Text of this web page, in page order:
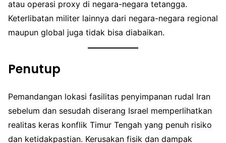
atau operasi proxy di negara-negara tetangga.
Keterlibatan militer lainnya dari negara-negara regional
maupun global juga tidak bisa diabaikan.
Penutup
Pemandangan lokasi fasilitas penyimpanan rudal Iran
sebelum dan sesudah diserang Israel memperlihatkan
realitas keras konflik Timur Tengah yang penuh risiko
dan ketidakpastian. Kerusakan fisik dan dampak